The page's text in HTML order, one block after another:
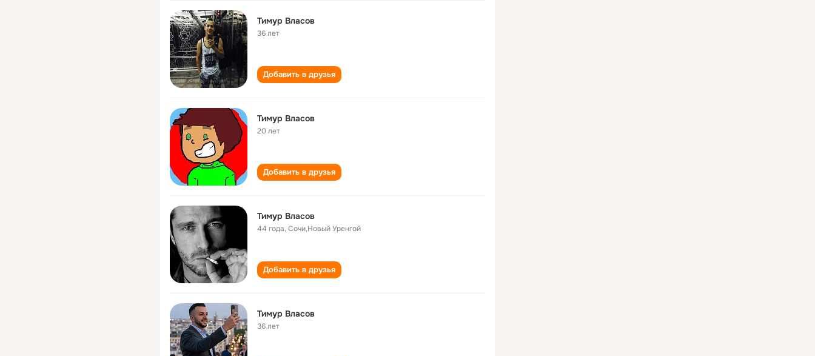
Тимур Власов
36 лет
Добавить в друзья
Тимур Власов
20 лет
Добавить в друзья
Тимур Власов
44 года,Сочи,Новый Уренгой
Добавить в друзья
Тимур Власов
36 лет